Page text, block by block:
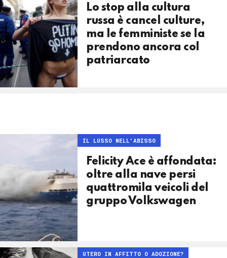
Lo stop alla cultura
russa è cancel culture,
ma le femministe se la
prendono ancora col
patriarcato
IL LUSSO NELL'ABISSO
Felicity Ace è affondata:
oltre alla nave persi
quattromila veicoli del
gruppo Volkswagen
UTERO IN AFFITTO O ADOZIONE?